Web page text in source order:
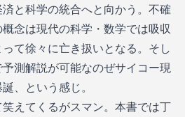
と科学の統合へと向かう。不確
念は現代の科学・数学では吸収
て徐々に亡き扱いとなる。そし
測解説が可能なのぜサイコー現
、という感じ。
えてくるがスマン。本書では丁